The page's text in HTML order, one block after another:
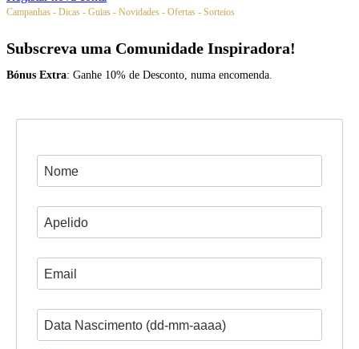
Campanhas - Dicas - Guias - Novidades - Ofertas - Sorteios
Subscreva uma Comunidade Inspiradora!
Bónus Extra: Ganhe 10% de Desconto, numa encomenda.